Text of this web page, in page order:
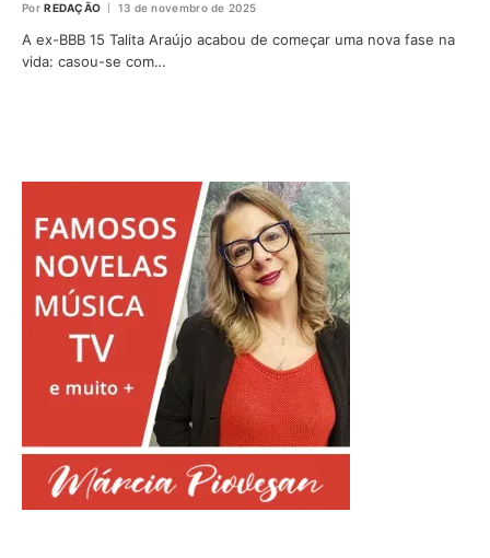
Por REDAÇÃO 13 de novembro de 2025
A ex-BBB 15 Talita Araújo acabou de começar uma nova fase na
vida: casou-se com…